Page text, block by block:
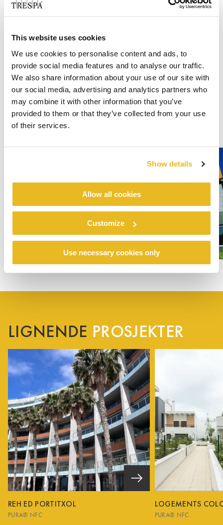
This website uses cookies
We use cookies to personalise content and ads, to
provide social media features and to analyse our traffic.
We also share information about your use of our site with
our social media, advertising and analytics partners who
may combine it with other information that you’ve
provided to them or that they’ve collected from your use
of their services.
Show details
Allow all cookies
Customize
Use necessary cookies only
LIGNENDE PROSJEKTER
REH ED PORTITXOL
PURA® NFC
LOGEMENTS
PURA® NFC